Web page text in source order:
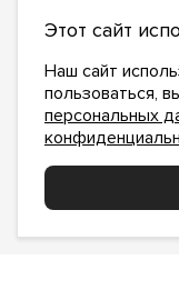
с
Этот сайт
Наш сайт
пользоваться,
персональных